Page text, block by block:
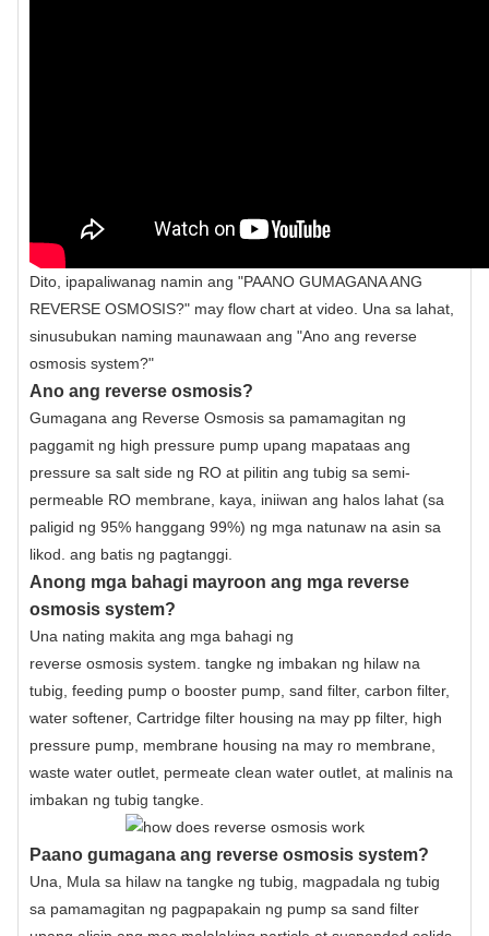
Dito, ipapaliwanag namin ang "PAANO GUMAGANA ANG
REVERSE OSMOSIS?" may flow chart at video. Una sa lahat,
sinusubukan naming maunawaan ang "Ano ang reverse
osmosis system?"
Ano ang reverse osmosis?
Gumagana ang Reverse Osmosis sa pamamagitan ng
paggamit ng high pressure pump upang mapataas ang
pressure sa salt side ng RO at pilitin ang tubig sa semi-
permeable RO membrane, kaya, iniiwan ang halos lahat (sa
paligid ng 95% hanggang 99%) ng mga natunaw na asin sa
likod. ang batis ng pagtanggi.
Anong mga bahagi mayroon ang mga reverse
osmosis system?
Una nating makita ang mga bahagi ng
reverse osmosis system . tangke ng imbakan ng hilaw na
tubig, feeding pump o booster pump, sand filter, carbon filter,
water softener, Cartridge filter housing na may pp filter, high
pressure pump, membrane housing na may ro membrane,
waste water outlet, permeate clean water outlet, at malinis na
imbakan ng tubig tangke.
Paano gumagana ang reverse osmosis system?
Una, Mula sa hilaw na tangke ng tubig, magpadala ng tubig
sa pamamagitan ng pagpapakain ng pump sa sand filter